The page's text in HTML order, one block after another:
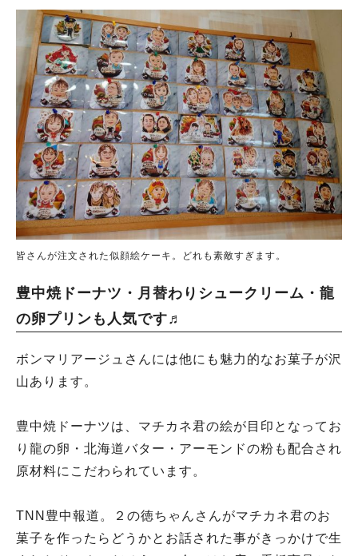
皆さんが注文された似顔絵ケーキ。どれも素敵すぎます。
豊中焼ドーナツ・月替わりシュークリーム・龍
の卵プリンも人気です♬
ボンマリアージュさんには他にも魅力的なお菓子が沢
山あります。
豊中焼ドーナツは、マチカネ君の絵が目印となってお
り龍の卵・北海道バター・アーモンドの粉も配合され
原材料にこだわられています。
TNN豊中報道。２の徳ちゃんさんがマチカネ君のお
菓子を作ったらどうかとお話された事がきっかけで生